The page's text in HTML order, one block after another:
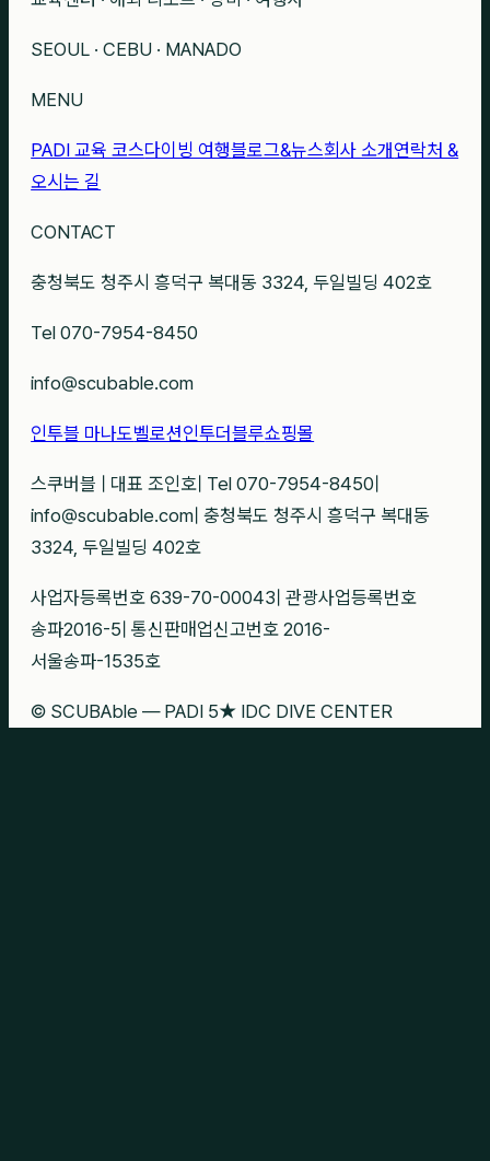
SEOUL · CEBU · MANADO
MENU
PADI 교육 코스다이빙 여행블로그&뉴스회사 소개 연락처 &
오시는 길
CONTACT
충청북도 청주시 흥덕구 복대동 3324, 두일빌딩 402호
Tel 070-7954-8450
info@scubable.com
인투블 마나도벨로션인투더블루쇼핑몰
스쿠버블 대표 조인호 Tel 070-7954-8450
info@scubable.com 충청북도 청주시 흥덕구 복대동
3324, 두일빌딩 402호
사업자등록번호 639-70-00043 관광사업등록번호
송파2016-5 통신판매업신고번호 2016-
서울송파-1535호
© SCUBAble — PADI 5★ IDC DIVE CENTER